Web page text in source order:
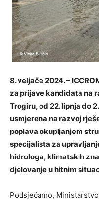
8. veljače 2024. –
za prijave kandidata na
Trogiru, od 22. lipnja do
usmjerena na razvoj
poplava okupljanjem
specijalista za
hidrologa, klimatskih
djelovanje u hitnim
Podsjećamo,